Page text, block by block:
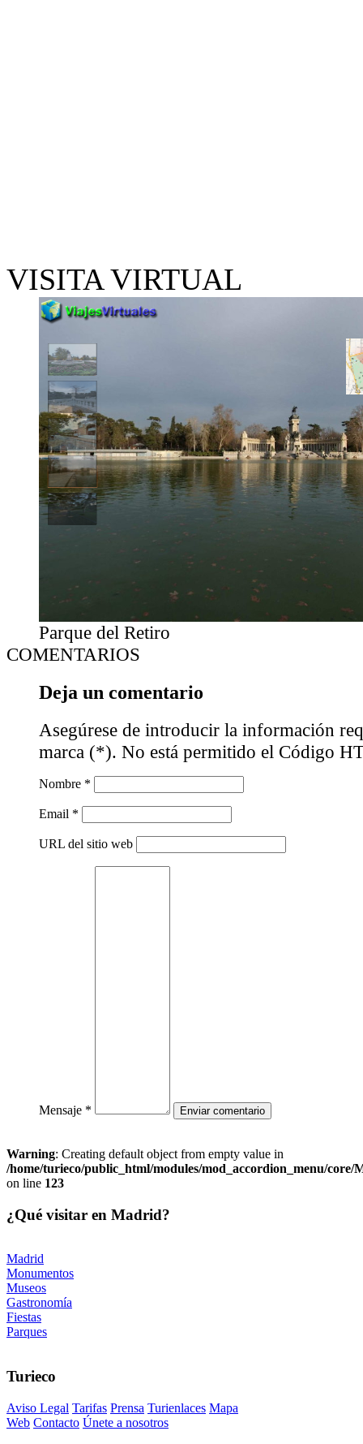
VISITA VIRTUAL
Parque del Retiro
COMENTARIOS
Deja un comentario
Asegúrese de introducir la información
marca (*). No está permitido el Código
Nombre *
Email *
URL del sitio web
Mensaje *
Warning: Creating default object from empty value in
/home/turieco/public_html/modules/mod_accordion_menu/core/
on line 123
¿Qué visitar en Madrid?
Madrid
Monumentos
Museos
Gastronomía
Fiestas
Parques
Turieco
Aviso Legal Tarifas Prensa Turienlaces Mapa
Web Contacto Únete a nosotros